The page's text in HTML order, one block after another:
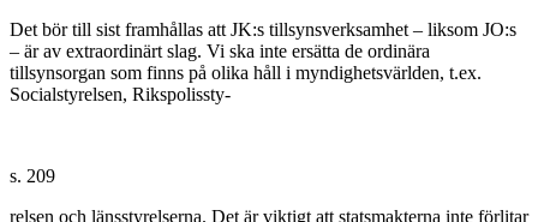
Det bör till sist framhållas att JK:s tillsynsverksamhet – liksom JO:s
– är av extraordinärt slag. Vi ska inte ersätta de ordinära
tillsynsorgan som finns på olika håll i myndighetsvärlden, t.ex.
Socialstyrelsen, Rikspolissty-
s. 209
relsen och länsstyrelserna. Det är viktigt att statsmakterna inte förlitar